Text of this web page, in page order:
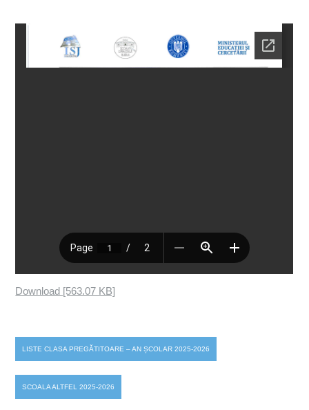
Download [563.07 KB]
Post
navigation
LISTE CLASA PREGĂTITOARE – AN ȘCOLAR 2025-2026
SCOALA ALTFEL 2025-2026